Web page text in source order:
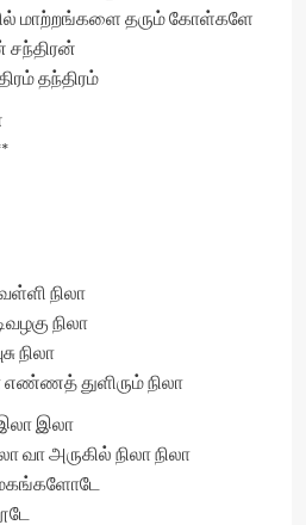
மாற்றங்களை தரும் கோள்களே
சந்திரன்
தந்திரம்
நிலா
நிலா
நிலா
எண்ணத் துளிரும் நிலா
இலா இலா
வா அருகில் நிலா நிலா